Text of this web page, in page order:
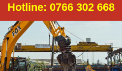
Hotline: 0766 302 668